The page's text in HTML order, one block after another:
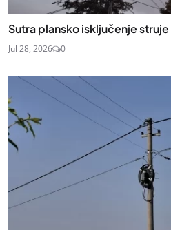
Sutra plansko isključenje
Jul 28, 2026 0